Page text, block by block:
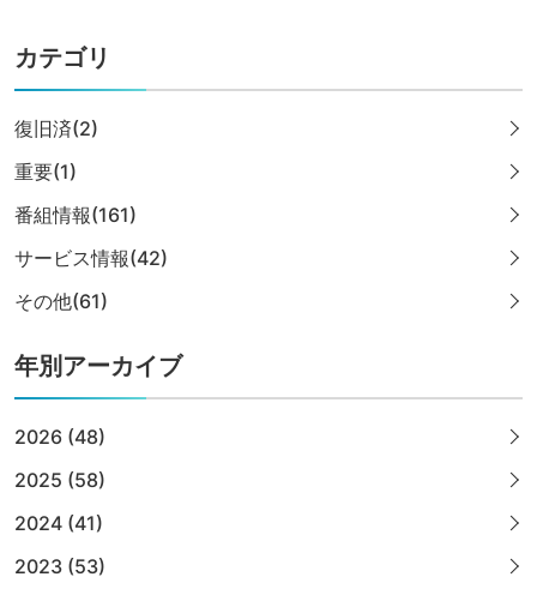
カテゴリ
復旧済(2)
重要(1)
番組情報(161)
サービス情報(42)
その他(61)
年別アーカイブ
2026 (48)
2025 (58)
2024 (41)
2023 (53)